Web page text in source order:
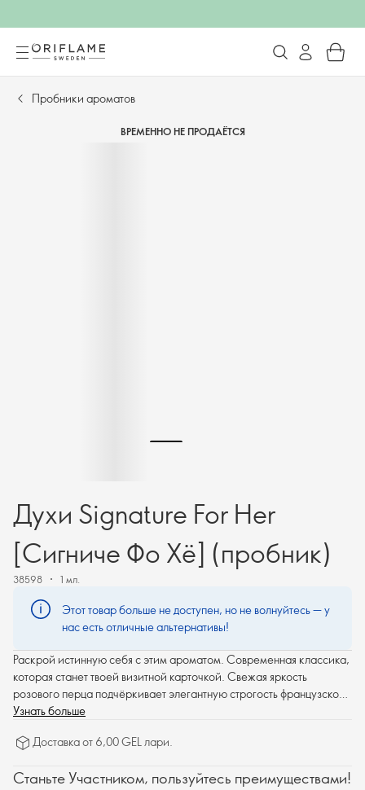
Пробники ароматов
ВРЕМЕННО НЕ ПРОДАЁТСЯ
Духи Signature For Her
[Сигниче Фо Хё] (пробник)
38598 1 мл.
Этот товар больше не доступен, но не волнуйтесь — у
нас есть отличные альтернативы!
Раскрой истинную себя с этим ароматом. Современная классика,
которая станет твоей визитной карточкой. Свежая яркость
розового перца подчёркивает элегантную строгость французской
лаванды, завершая твой женственный образ.
Узнать больше
Доставка от 6,00 GEL лари.
Станьте Участником, пользуйтесь преимуществами!